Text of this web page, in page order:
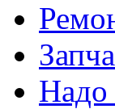
Надо